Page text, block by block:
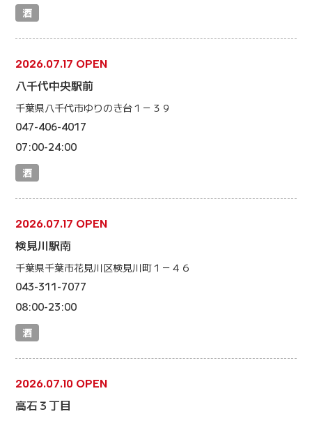
酒
2026.07.17 OPEN
八千代中央駅前
千葉県八千代市ゆりのき台１－３９
047-406-4017
07:00-24:00
酒
2026.07.17 OPEN
検見川駅南
千葉県千葉市花見川区検見川町１－４６
043-311-7077
08:00-23:00
酒
2026.07.10 OPEN
高石３丁目